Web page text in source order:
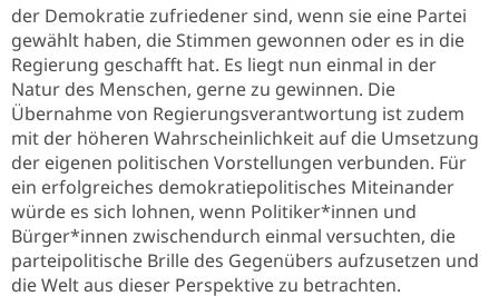
der Demokratie zufriedener sind, wenn sie eine Partei
gewählt haben, die Stimmen gewonnen oder es in die
Regierung geschafft hat. Es liegt nun einmal in der
Natur des Menschen, gerne zu gewinnen. Die
Übernahme von Regierungsverantwortung ist zudem
mit der höheren Wahrscheinlichkeit auf die Umsetzung
der eigenen politischen Vorstellungen verbunden. Für
ein erfolgreiches demokratiepolitisches Miteinander
würde es sich lohnen, wenn Politiker*innen und
Bürger*innen zwischendurch einmal versuchten, die
parteipolitische Brille des Gegenübers aufzusetzen und
die Welt aus dieser Perspektive zu betrachten.